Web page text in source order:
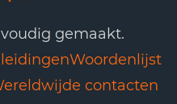
gemaakt.
Woordenlijst
contacten